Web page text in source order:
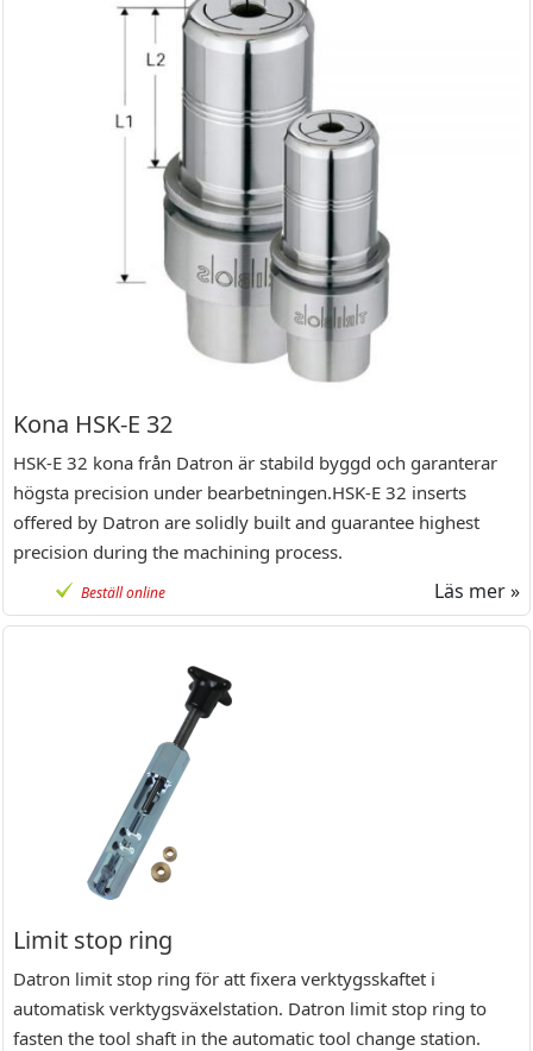
Kona HSK-E 32
HSK-E 32 kona från Datron är stabild byggd och garanterar
högsta precision under bearbetningen.HSK-E 32 inserts
offered by Datron are solidly built and guarantee highest
precision during the machining process.
Beställ online Läs mer »
Limit stop ring
Datron limit stop ring för att fixera verktygsskaftet i
automatisk verktygsväxelstation. Datron limit stop ring to
fasten the tool shaft in the automatic tool change station.